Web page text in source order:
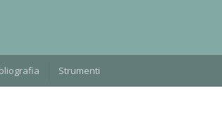
Strumenti